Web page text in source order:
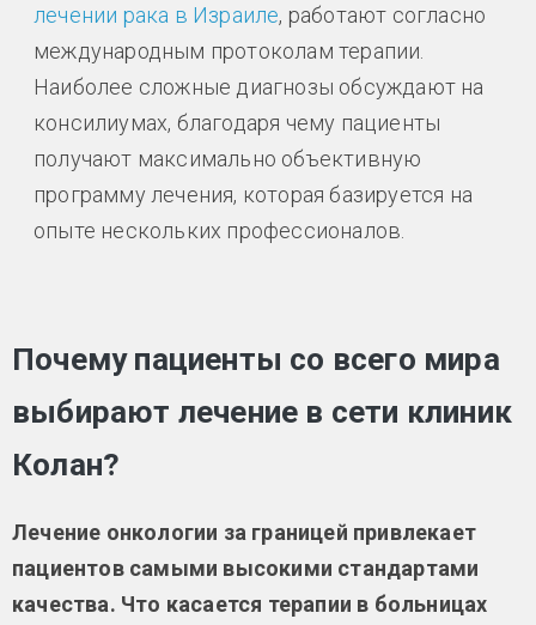
лечении рака в Израиле, работают согласно
международным протоколам терапии.
Наиболее сложные диагнозы обсуждают на
консилиумах, благодаря чему пациенты
получают максимально объективную
программу лечения, которая базируется на
опыте нескольких профессионалов.
Почему пациенты со всего мира
выбирают лечение в сети клиник
Колан?
Лечение онкологии за границей привлекает
пациентов самыми высокими стандартами
качества. Что касается терапии в больницах